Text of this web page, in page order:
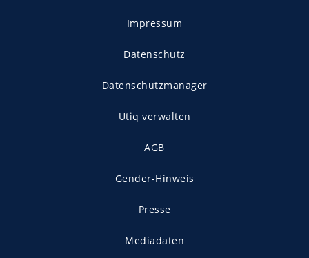
Impressum
Datenschutz
Datenschutzmanager
Utiq verwalten
AGB
Gender-Hinweis
Presse
Mediadaten